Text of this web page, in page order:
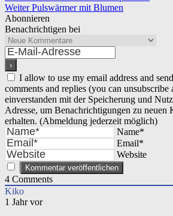
Weiter Pulswärmer mit Blumen
Abonnieren
Benachrichtigen bei
I allow to use my email address and
comments and replies (you can
einverstanden mit der Speicherung und
Adresse, um Benachrichtigungen zu neuen
erhalten. (Abmeldung jederzeit möglich)
Name*
Email*
Website
4 Comments
Kiko
1 Jahr vor